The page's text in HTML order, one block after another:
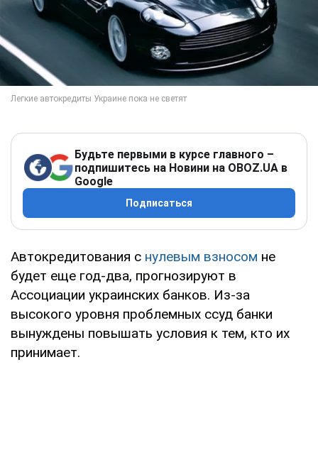
Будьте первыми в курсе главного –
подпишитесь на Новини на OBOZ.UA в
Google
Подписаться
Автокредитования с нулевым взносом не
будет еще год-два, прогнозируют в
Ассоциации украинских банков. Из-за
высокого уровня проблемных ссуд банки
вынуждены повышать условия к тем, кто их
принимает.